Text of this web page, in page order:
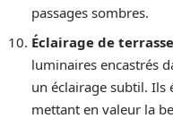
passages sombres.
Éclairage de terrasse
luminaires encastrés
un éclairage subtil. Ils
mettant en valeur la